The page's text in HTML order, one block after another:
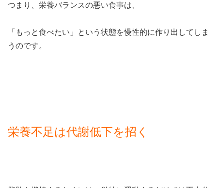
つまり、栄養バランスの悪い食事は、
「もっと食べたい」という状態を慢性的に作り出してしま
うのです。
栄養不足は代謝低下を招く